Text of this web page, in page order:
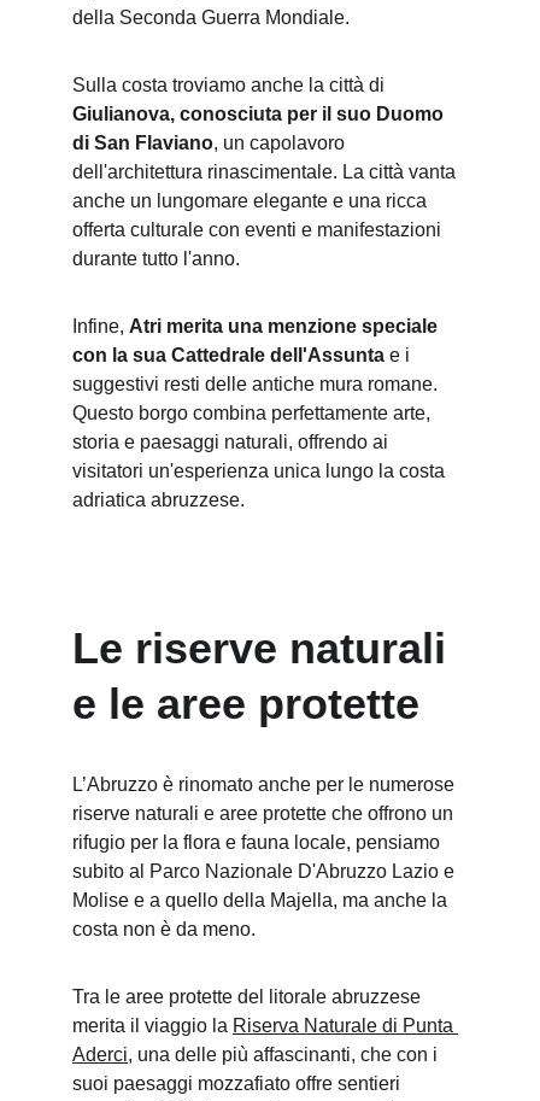
della Seconda Guerra Mondiale.
Sulla costa troviamo anche la città di
Giulianova, conosciuta per il suo Duomo
di San Flaviano, un capolavoro
dell'architettura rinascimentale. La città vanta
anche un lungomare elegante e una ricca
offerta culturale con eventi e manifestazioni
durante tutto l'anno.
Infine, Atri merita una menzione speciale
con la sua Cattedrale dell'Assunta e i
suggestivi resti delle antiche mura romane.
Questo borgo combina perfettamente arte,
storia e paesaggi naturali, offrendo ai
visitatori un'esperienza unica lungo la costa
adriatica abruzzese.
Le riserve naturali
e le aree protette
L’Abruzzo è rinomato anche per le numerose
riserve naturali e aree protette che offrono un
rifugio per la flora e fauna locale, pensiamo
subito al Parco Nazionale D'Abruzzo Lazio e
Molise e a quello della Majella, ma anche la
costa non è da meno.
Tra le aree protette del litorale abruzzese
merita il viaggio la Riserva Naturale di Punta
Aderci, una delle più affascinanti, che con i
suoi paesaggi mozzafiato offre sentieri